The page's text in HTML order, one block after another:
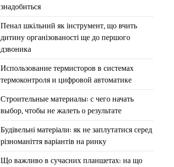
знадобиться
Пенал шкільний як інструмент, що вчить
дитину організованості ще до першого
дзвоника
Использование термисторов в системах
термоконтроля и цифровой автоматике
Строительные материалы: с чего начать
выбор, чтобы не жалеть о результате
Будівельні матеріали: як не заплутатися серед
різноманіття варіантів на ринку
Що важливо в сучасних планшетах: на що